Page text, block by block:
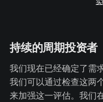
持续的周期投资者
我们现在已经确定了需
我们可以通过检查这两
来加强这一评估。我们